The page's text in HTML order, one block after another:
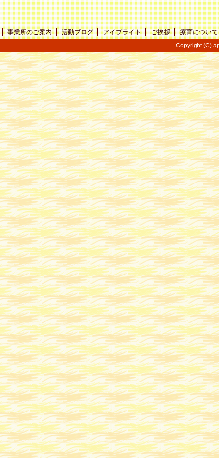
事業所のご案内 活動ブログ アイブライト ご挨拶 療育について
Copyright (C)